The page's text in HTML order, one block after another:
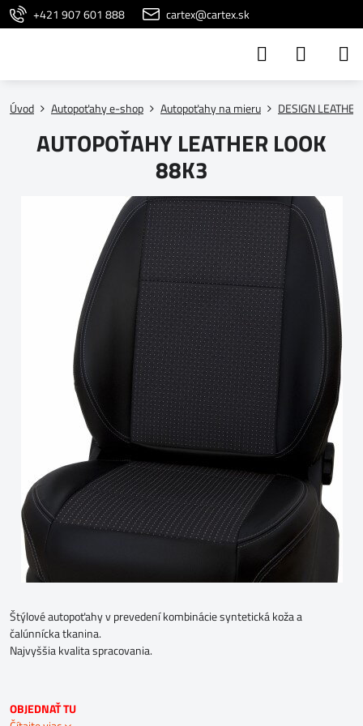
+421 907 601 888 cartex@cartex.sk
Úvod Autopoťahy e-shop Autopoťahy na mieru DESIGN
AUTOPOŤAHY LEATHER LOOK
88K3
Štýlové autopoťahy v prevedení kombinácie syntetická koža a
čalúnnícka tkanina.
Najvyššia kvalita spracovania.
OBJEDNAŤ TU